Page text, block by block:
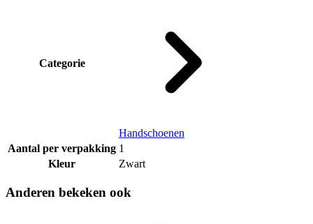
Categorie
Handschoenen
Aantal per verpakking 1
Kleur
Zwart
Anderen bekeken ook